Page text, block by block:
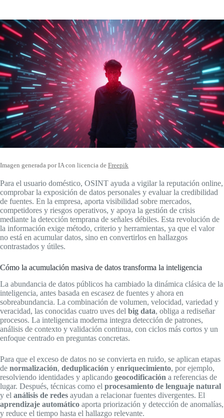
Imagen generada por IA con licencia de Freepik
Para el usuario doméstico, OSINT ayuda a vigilar la reputación online,
comprobar la exposición de datos personales y evaluar la credibilidad
de fuentes. En la empresa, aporta visibilidad sobre mercados,
competidores y riesgos operativos, y apoya la gestión de crisis
mediante la detección temprana de señales débiles. Esta revolución de
la información exige método, criterio y herramientas, ya que el valor
no está en acumular datos, sino en convertirlos en hallazgos
contrastados y útiles.
Cómo la acumulación masiva de datos transforma la inteligencia
La abundancia de datos públicos ha cambiado la dinámica clásica de la
inteligencia, antes basada en escasez de fuentes y ahora en
sobreabundancia. La combinación de volumen, velocidad, variedad y
veracidad, las conocidas cuatro uves del big data, obliga a rediseñar
procesos. La inteligencia moderna integra detección de patrones,
análisis de contexto y validación continua, con ciclos más cortos y un
enfoque centrado en preguntas concretas.
Para que el exceso de datos no se convierta en ruido, se aplican etapas
de normalización, deduplicación y enriquecimiento, por ejemplo,
resolviendo identidades y aplicando geocodificación a referencias de
lugar. Después, técnicas como el procesamiento de lenguaje natural
y el análisis de redes ayudan a relacionar fuentes divergentes. El
aprendizaje automático aporta priorización y detección de anomalías,
y reduce el tiempo hasta el hallazgo relevante.